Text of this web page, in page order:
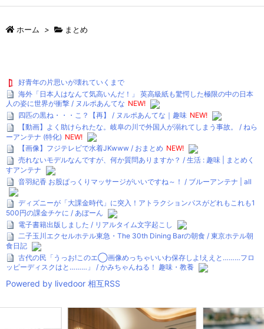
ホーム > まとめ
好青年の片思いが壊れていくまで
海外「日本人はなんて気高いんだ！」 英高級紙も驚愕した極限の中の日本
人の姿に世界が衝撃 / ヌルポあんてな NEW!
四匹の黒ね・・・こ？【再】 / ヌルポあんてな｜趣味 NEW!
【動画】よく助けられたな。岐阜の川で外国人が溺れてしまう事故。 / ねら
ーアンテナ (特化) NEW!
【画像】フジテレビで水着JKwww / おまとめ NEW!
売れないモデルなんですが、何か質問ありますか？ / 生活 : 趣味 | まとめく
すアンテナ
音羽紀香 お股ぱっくりマッサージがいいですね～！ / ブルーアンテナ | all
ディズニーが「大課金時代」に突入！アトラクションパスがどれもこれも1
500円の課金チケに / あぼーん
電子書籍出版しました / リアルタイム文字起こし
二子玉川エクセルホテル東急・The 30th Dining Barの朝食 / 東京ホテル朝
食日記
古代の民「うっお!このエ◯画像めっちゃいいわ保存しよ!ええと………フロ
ッピーディスクはと………」 / かみちゃんねる！ 趣味・教養
Powered by livedoor 相互RSS